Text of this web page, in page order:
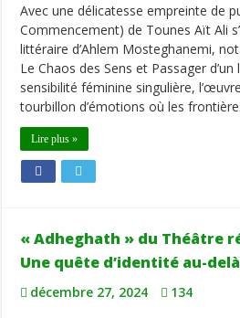
Avec une délicatesse empreinte de
Commencement) de Tounes Aït Ali
littéraire d’Ahlem Mosteghanemi,
Le Chaos des Sens et Passager
sensibilité féminine singulière,
tourbillon d’émotions où les
Lire plus »
« Adheghath » du Théâtre
Une quête d’identité au-
décembre 27, 2024 134